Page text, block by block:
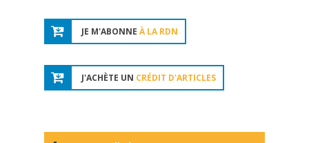
JE M'ABONNE À LA RDN
J'ACHÈTE UN CRÉDIT D'ARTICLES